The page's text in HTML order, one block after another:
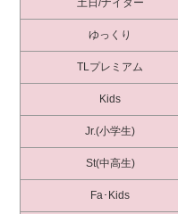
土日/ナイター
ゆっくり
TLプレミアム
Kids
Jr.(小学生)
St(中高生)
Fa･Kids